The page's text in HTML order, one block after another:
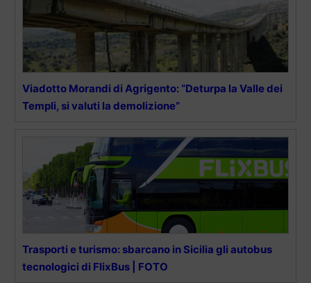
Viadotto Morandi di Agrigento: “Deturpa la Valle dei
Templi, si valuti la demolizione”
Trasporti e turismo: sbarcano in Sicilia gli autobus
tecnologici di FlixBus | FOTO